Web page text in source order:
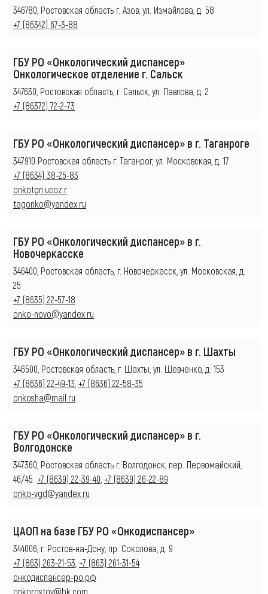
346780, Ростовская область г. Азов, ул. Измайлова, д. 58
+7 (86342) 67-3-88
ГБУ РО «Онкологический диспансер»
Онкологическое отделение г. Сальск
347630, Ростовская область, г. Сальск, ул. Павлова, д. 2
+7 (86372) 72-2-73
ГБУ РО «Онкологический диспансер» в г. Таганроге
347910 Ростовская область г. Таганрог, ул. Московская, д. 17
+7 (8634) 38-25-83
onkotgn.ucoz.r
tagonko@yandex.ru
ГБУ РО «Онкологический диспансер» в г.
Новочеркасске
346400, Ростовская область, г. Новочеркасск, ул. Московская, д.
25
+7 (8635) 22-57-18
onko-novo@yandex.ru
ГБУ РО «Онкологический диспансер» в г. Шахты
346500, Ростовская область, г. Шахты, ул. Шевченко, д. 153
+7 (8636) 22-49-13 +7 (8636) 22-58-35
onkosha@mail.ru
ГБУ РО «Онкологический диспансер» в г.
Волгодонске
347360, Ростовская область г. Волгодонск, пер. Первомайский,
46/45. +7 (8639) 22-39-40 +7 (8639) 26-22-89
onko-vgd@yandex.ru
ЦАОП на базе ГБУ РО «Онкодиспансер»
344006, г. Ростов-на-Дону, пр. Соколова, д. 9
+7 (863) 263-21-53 +7 (863) 261-31-54
онкодиспансер-ро.рф
onkorostov@bk.com